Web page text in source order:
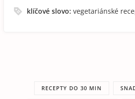
klíčové slovo:vegetariánské
RECEPTY DO 30 MIN